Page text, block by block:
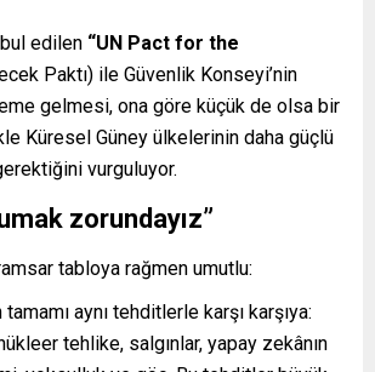
edilen “UN Pact for the
Paktı) ile Güvenlik Konseyi’nin
gelmesi, ona göre küçük de olsa bir
Küresel Güney ülkelerinin daha güçlü
vurguluyor.
zorundayız”
tabloya rağmen umutlu:
aynı tehditlerle karşı karşıya:
tehlike, salgınlar, yapay zekânın